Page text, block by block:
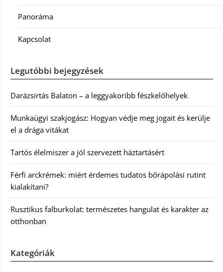
Panoráma
Kapcsolat
Legutóbbi bejegyzések
Darázsirtás Balaton – a leggyakoribb fészkelőhelyek
Munkaügyi szakjogász: Hogyan védje meg jogait és kerülje
el a drága vitákat
Tartós élelmiszer a jól szervezett háztartásért
Férfi arckrémek: miért érdemes tudatos bőrápolási rutint
kialakítani?
Rusztikus falburkolat: természetes hangulat és karakter az
otthonban
Kategóriák